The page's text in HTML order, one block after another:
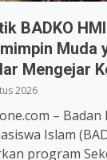
BADKO
Muda
Mengejar
2026
–
Islam
program